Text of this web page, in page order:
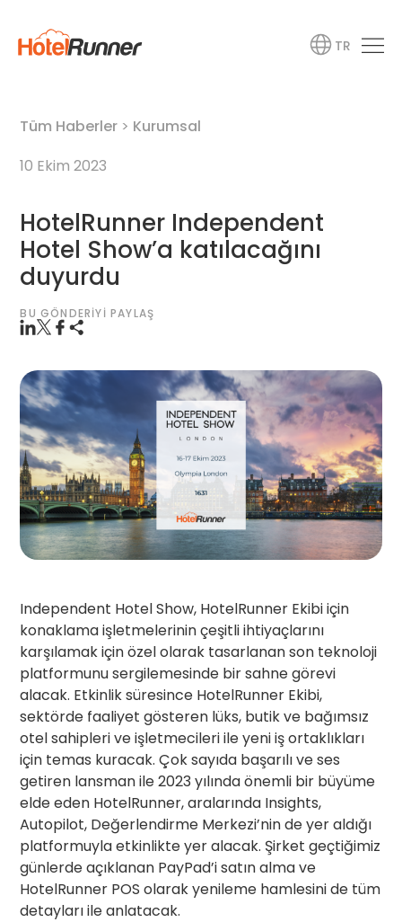
TR
Tüm Haberler > Kurumsal
10 Ekim 2023
HotelRunner Independent
Hotel Show’a katılacağını
duyurdu
BU GÖNDERIYI PAYLAŞ
Independent Hotel Show, HotelRunner Ekibi için
konaklama işletmelerinin çeşitli ihtiyaçlarını
karşılamak için özel olarak tasarlanan son teknoloji
platformunu sergilemesinde bir sahne görevi
alacak. Etkinlik süresince HotelRunner Ekibi,
sektörde faaliyet gösteren lüks, butik ve bağımsız
otel sahipleri ve işletmecileri ile yeni iş ortaklıkları
için temas kuracak. Çok sayıda başarılı ve ses
getiren lansman ile 2023 yılında önemli bir büyüme
elde eden HotelRunner, aralarında Insights,
Autopilot, Değerlendirme Merkezi’nin de yer aldığı
platformuyla etkinlikte yer alacak. Şirket geçtiğimiz
günlerde açıklanan PayPad’i satın alma ve
HotelRunner POS olarak yenileme hamlesini de tüm
detayları ile anlatacak.